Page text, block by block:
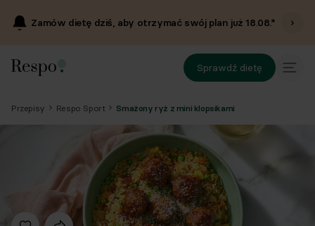
Zamów dietę dziś, aby otrzymać swój plan już18.08.*
Sprawdź dietę
Przepisy Respo Sport Smażony ryż z mini klopsikami